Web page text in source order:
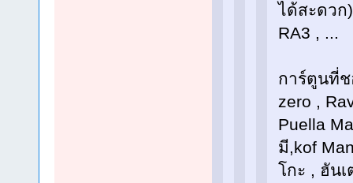
ได้สะดว
RA3 , ...
การ์ตูนที่
zero ,
Puella
มี,kof
โกะ , ฮัน